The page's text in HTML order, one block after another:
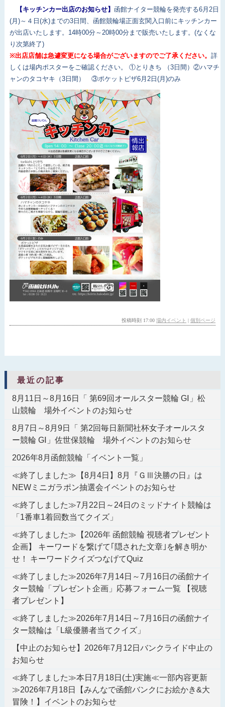
【キッチンカー出店のお知らせ】 函館ナイター競輪を発売する6月2日
(月)～４日(水)までの3日間、函館競輪場正面玄関入口前にキッチンカー
が出店いたします。14時00分～20時00分まで販売いたします。(なくな
り次第終了)
※出店店舗は急遽変更になる場合がございますのでご了承ください。 詳
しくは場内ポスターをご確認ください。 ①とりきち （3日間）②ハマチ
ャンのタコヤキ（3日間） ③ポケットピザ6月2日(月)のみ
投稿時刻 17:00場内イベント | 個別ページ
最近の記事
8月11日～8月16日「 第69回オールスター競輪 GⅠ」松
山競輪 場外イベントのお知らせ
8月7日～8月9日「 第2回毎日新聞社杯女子オールスタ
ー競輪 GⅠ」佐世保競輪 場外イベントのお知らせ
2026年8月函館競輪「イベント一覧」
≪終了しました≫【8月4日】8月『ＧⅢ決勝の日』は
NEWミニガラポン抽選会イベントのお知らせ
≪終了しました≫7月22日～24日のミッドナイト競輪は
「1番車1着回数当てクイズ」
≪終了しました≫【2026年 函館競輪 視聴者プレゼント
企画】 キーワードを繋げて｢隠された文章｣を解き明か
せ！ キーワードクイズつなげてQuiz
≪終了しました≫2026年7月14日～7月16日の函館ナイ
ター競輪「プレゼント企画」応募フォーム一覧 【視聴
者プレゼント】
≪終了しました≫2026年7月14日～7月16日の函館ナイ
ター競輪は「L級優勝者当てクイズ」
【中止のお知らせ】2026年7月12日バンクライド中止の
お知らせ
≪終了しました≫本日7月18日(土)実施≪一部内容更新
≫2026年7月18日【みんなで函館バンクにお絵かき&大
冒険！】イベントのお知らせ